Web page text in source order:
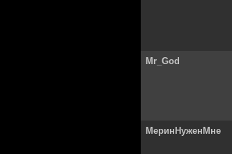
Mr_God
МеринНуженМне